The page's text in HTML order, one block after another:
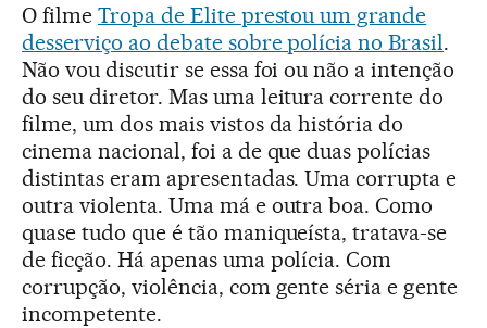
O filme Tropa de Elite prestou um grande
desserviço ao debate sobre polícia no Brasil.
Não vou discutir se essa foi ou não a intenção
do seu diretor. Mas uma leitura corrente do
filme, um dos mais vistos da história do
cinema nacional, foi a de que duas polícias
distintas eram apresentadas. Uma corrupta e
outra violenta. Uma má e outra boa. Como
quase tudo que é tão maniqueísta, tratava-se
de ficção. Há apenas uma polícia. Com
corrupção, violência, com gente séria e gente
incompetente.